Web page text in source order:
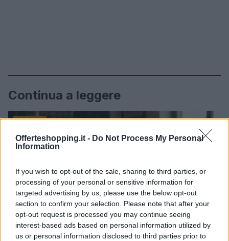
Offerteshopping.it - Do Not Process My Personal
Information
If you wish to opt-out of the sale, sharing to third parties, or
processing of your personal or sensitive information for
targeted advertising by us, please use the below opt-out
section to confirm your selection. Please note that after your
opt-out request is processed you may continue seeing
interest-based ads based on personal information utilized by
us or personal information disclosed to third parties prior to
Continua a leggere
MILANO